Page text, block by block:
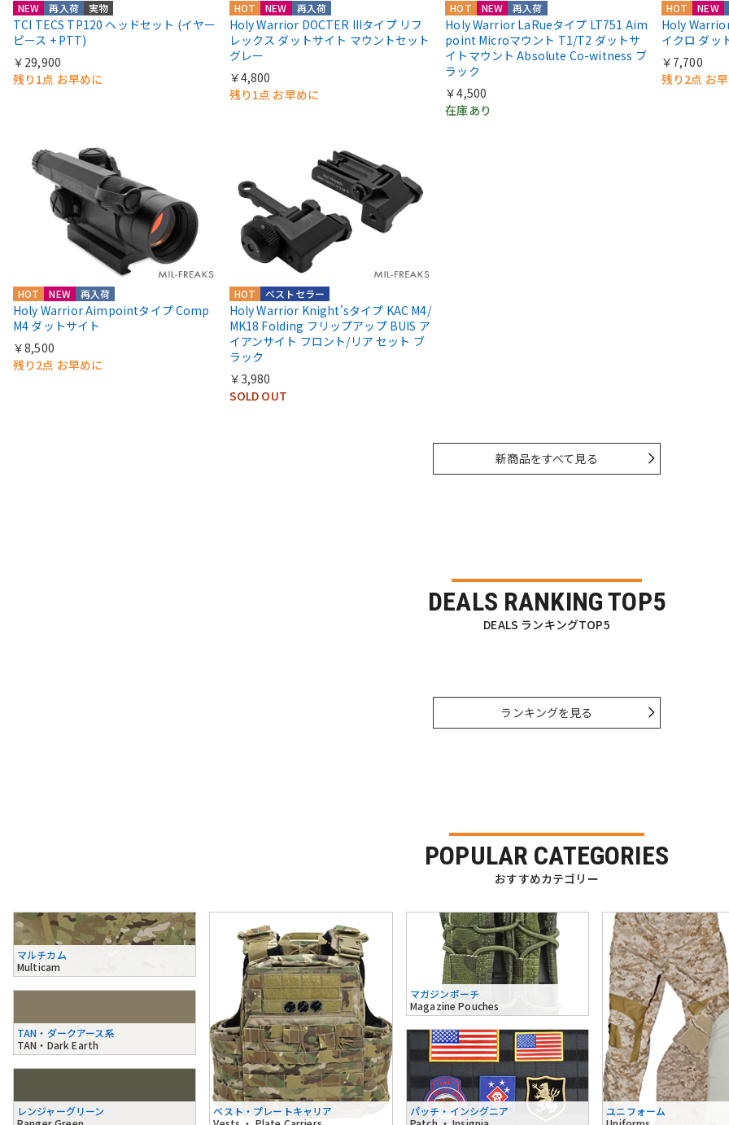
NEW 再入荷 実物
TCI TECS TP120 ヘッドセット (イヤー
ピース + PTT)
￥29,900
残り1点 お早めに
HOT NEW 再入荷
Holy Warrior DOCTER IIIタイプ リフ
レックス ダットサイト マウントセット
グレー
￥4,800
残り1点 お早めに
HOT NEW 再入荷
Holy Warrior LaRueタイプ LT751 Aim
point Microマウント T1/T2 ダットサ
イトマウント Absolute Co-witness ブ
ラック
￥4,500
在庫あり
HOT NEW
Holy
イクロ ダッ
￥7,700
残り2点 お
HOT NEW 再入荷
Holy Warrior Aimpointタイプ Comp
M4 ダットサイト
￥8,500
残り2点 お早めに
HOT ベストセラー
Holy Warrior Knight'sタイプ KAC M4/
MK18 Folding フリップアップ BUIS ア
イアンサイト フロント/リア セット ブ
ラック
￥3,980
SOLD OUT
新商品をすべて見る
DEALS RANKING TOP5
DEALS ランキングTOP5
ランキングを見る
POPULAR CATEGORIES
おすすめカテゴリー
マルチカム
Multicam
TAN・ダークアース系
TAN・Dark Earth
レンジャーグリーン
ベスト・プレートキャリア
マガジンポーチ
Magazine Pouches
パッチ・インシグニア
ユニフォーム